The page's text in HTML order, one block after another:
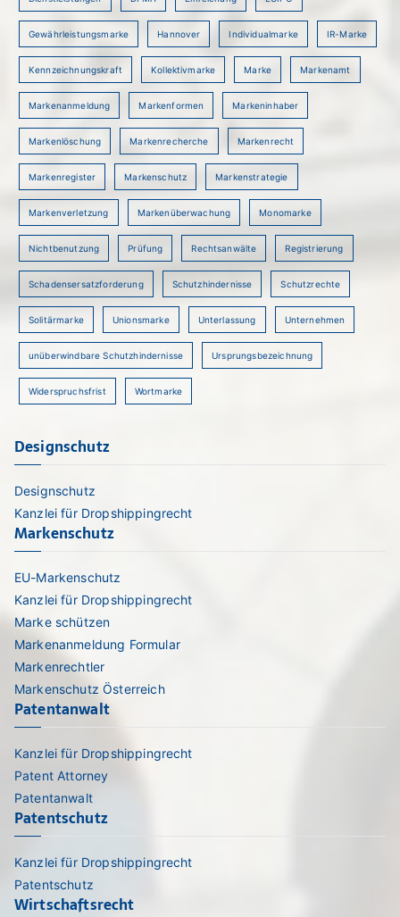
Gewährleistungsmarke Hannover Individualmarke IR-Marke
Kennzeichnungskraft Kollektivmarke Marke Markenamt
Markenanmeldung Markenformen Markeninhaber
Markenlöschung Markenrecherche Markenrecht
Markenregister Markenschutz Markenstrategie
Markenverletzung Markenüberwachung Monomarke
Nichtbenutzung Prüfung Rechtsanwälte Registrierung
Schadensersatzforderung Schutzhindernisse Schutzrechte
Solitärmarke Unionsmarke Unterlassung Unternehmen
unüberwindbare Schutzhindernisse Ursprungsbezeichnung
Widerspruchsfrist Wortmarke
Designschutz
Designschutz
Kanzlei für Dropshippingrecht
Markenschutz
EU-Markenschutz
Kanzlei für Dropshippingrecht
Marke schützen
Markenanmeldung Formular
Markenrechtler
Markenschutz Österreich
Patentanwalt
Kanzlei für Dropshippingrecht
Patent Attorney
Patentanwalt
Patentschutz
Kanzlei für Dropshippingrecht
Patentschutz
Wirtschaftsrecht